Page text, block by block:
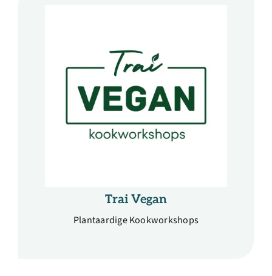
Trai Vegan
Plantaardige Kookworkshops